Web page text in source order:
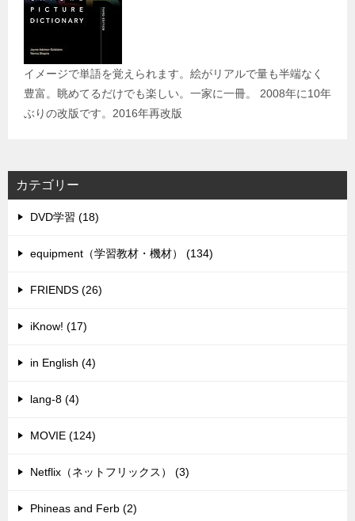
イメージで単語を覚えられます。絵がリアルで量も半端なく
豊富。眺めてるだけでも楽しい。一家に一冊。 2008年に10年
ぶりの改版です。2016年再改版
カテゴリー
DVD学習 (18)
equipment（学習教材・機材） (134)
FRIENDS (26)
iKnow! (17)
in English (4)
lang-8 (4)
MOVIE (124)
Netflix（ネットフリックス） (3)
Phineas and Ferb (2)